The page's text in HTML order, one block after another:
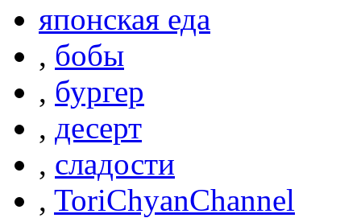
японская еда
, бобы
, бургер
, десерт
, сладости
, ToriChyanChannel